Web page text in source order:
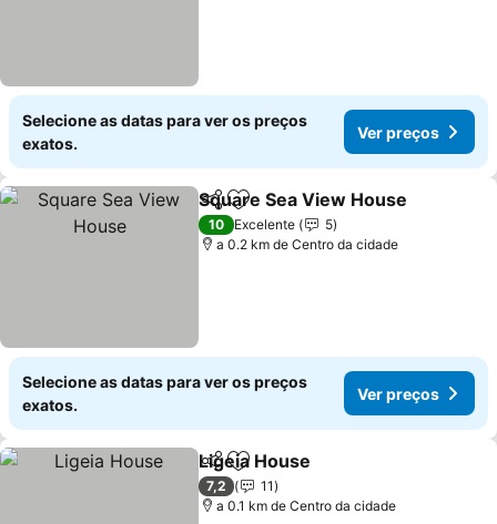
Selecione as datas para ver os preços
exatos.
Ver preços
PartilharAdicionar aos favoritos
Square Sea View House
10 Excelente
5
a 0.2 km de Centro da cidade
Selecione as datas para ver os preços
exatos.
Ver preços
PartilharAdicionar aos favoritos
Ligeia House
7,2
11
a 0.1 km de Centro da cidade